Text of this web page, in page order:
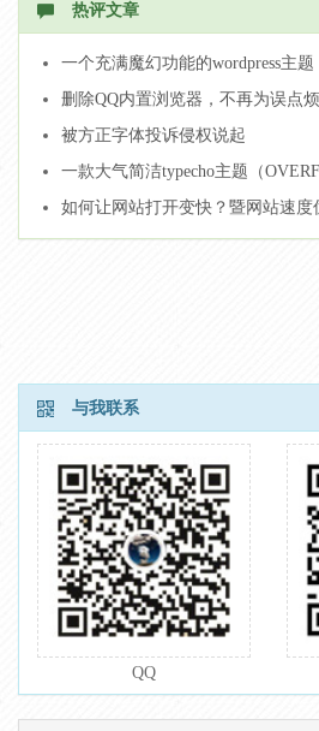
热评文章
一个充满魔幻功能的wordpress主题
删除QQ内置浏览器，不再为误点烦
被方正字体投诉侵权说起
一款大气简洁typecho主题（
如何让网站打开变快？暨网站速度
与我联系
QQ